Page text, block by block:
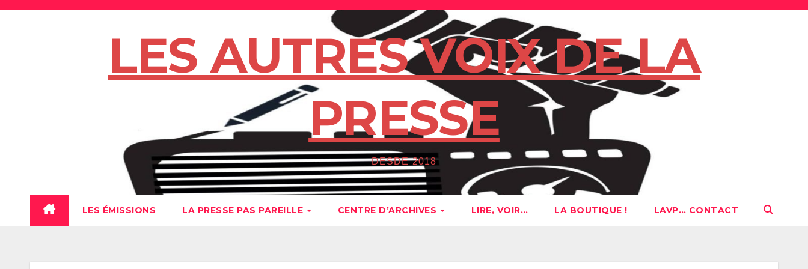
Skip
LES AUTRES VOIX DE LA
PRESSE
DESDE 2018
LES ÉMISSIONS LA PRESSE PAS PAREILLE CENTRE D’ARCHIVES LIRE, VOIR… LA BOUTIQUE ! LAVP… CONTACT